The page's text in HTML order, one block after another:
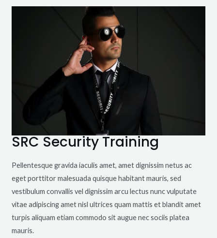
SRC Security Training
Pellentesque gravida iaculis amet, amet dignissim netus ac
eget porttitor malesuada quisque habitant mauris, sed
vestibulum convallis vel dignissim arcu lectus nunc vulputate
vitae adipiscing amet nisl ultrices quam mattis et blandit amet
turpis aliquam etiam commodo sit augue nec sociis platea
mauris.